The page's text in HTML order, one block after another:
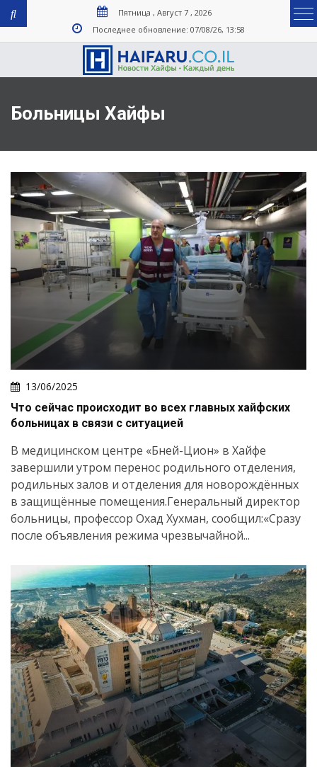
Пятница , Август 7 , 2026
Последнее обновление: 07/08/26, 13:58
Больницы Хайфы
13/06/2025
Что сейчас происходит во всех главных хайфских
больницах в связи с ситуацией
В медицинском центре «Бней-Цион» в Хайфе
завершили утром перенос родильного отделения,
родильных залов и отделения для новорождённых
в защищённые помещения.Генеральный директор
больницы, профессор Охад Хухман, сообщил:«Сразу
после объявления режима чрезвычайной...